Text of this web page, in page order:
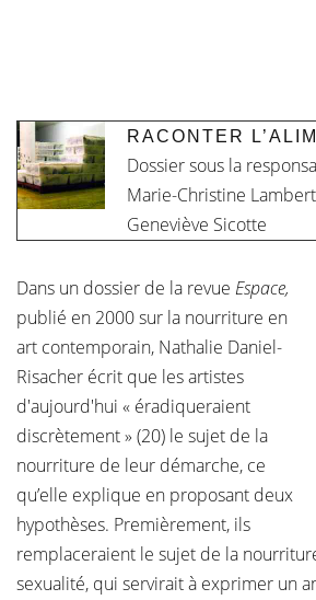
RACONTER
Dossier sous la
Marie-Christine
Geneviève Sicotte
Dans un dossier de la revue Espace,
publié en 2000 sur la nourriture en
art contemporain, Nathalie Daniel-
Risacher écrit que les artistes
d'aujourd'hui « éradiqueraient
discrètement » (20) le sujet de la
nourriture de leur démarche, ce
qu’elle explique en proposant deux
hypothèses. Premièrement, ils
remplaceraient le sujet de la
sexualité, qui servirait à exprimer un